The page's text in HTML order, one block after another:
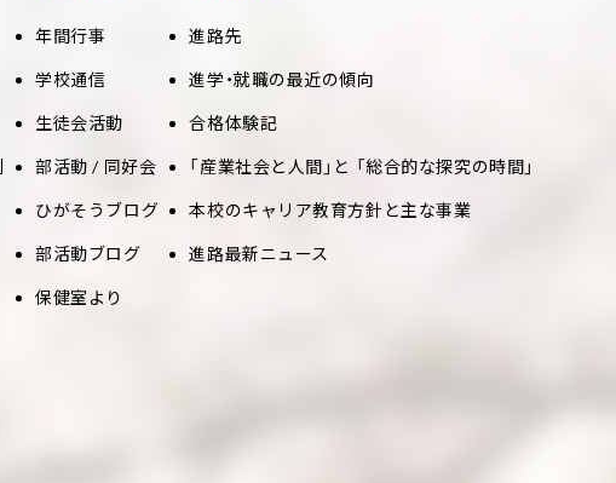
年間行事
学校通信
生徒会活動
部活動 / 同好会
ひがそうブログ
部活動ブログ
保健室より
進路先
進学・就職の最近の傾向
合格体験記
「産業社会と人間」と 「総合的な探究の時間」
本校のキャリア教育方針と主な事業
進路最新ニュース